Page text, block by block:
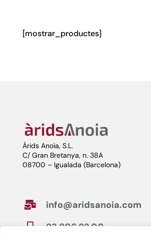
[mostrar_productes]
Àrids Anoia, S.L.
C/ Gran Bretanya, n. 38A
08700 – Igualada (Barcelona)
 info@aridsanoia.com
 93 806 82 00